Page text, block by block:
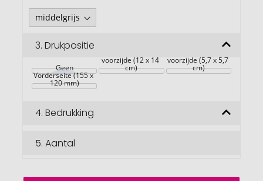
3. Drukpositie
Geen
voorzijde (12 x 14
cm)
voorzijde (5,7 x 5,7
cm)
Vorderseite (155 x
120 mm)
4. Bedrukking
5. Aantal